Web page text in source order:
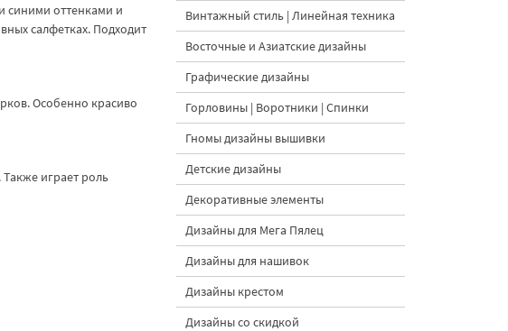
синими оттенками и
салфетках. Подходит
Особенно красиво
играет роль
Винтажный стиль | Линейная техника
Восточные и Азиатские дизайны
Графические дизайны
Горловины | Воротники | Спинки
Гномы дизайны вышивки
Детские дизайны
Декоративные элементы
Дизайны для Мега Пялец
Дизайны для нашивок
Дизайны крестом
Дизайны со скидкой